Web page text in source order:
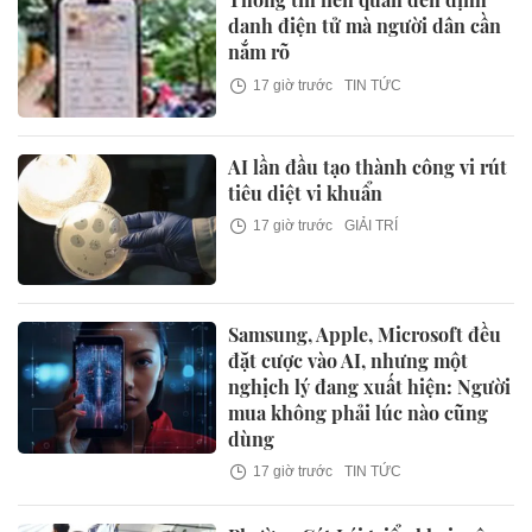
danh điện tử mà người dân cần
nắm rõ
17 giờ trước TIN TỨC
AI lần đầu tạo thành công vi rút
tiêu diệt vi khuẩn
17 giờ trước GIẢI TRÍ
Samsung, Apple, Microsoft đều
đặt cược vào AI, nhưng một
nghịch lý đang xuất hiện: Người
mua không phải lúc nào cũng
dùng
17 giờ trước TIN TỨC